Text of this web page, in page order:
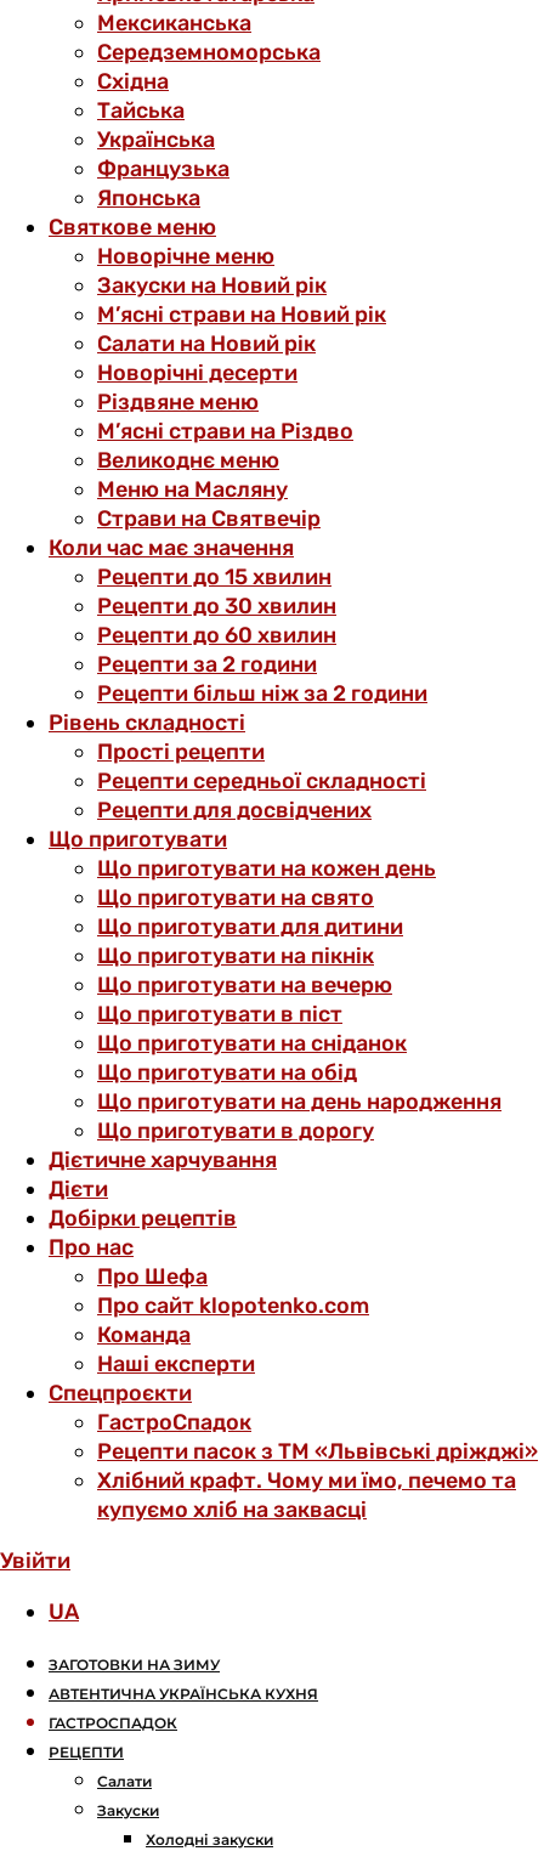
Мексиканська
Середземноморська
Східна
Тайська
Українська
Французька
Японська
Святкове меню
Новорічне меню
Закуски на Новий рік
М’ясні страви на Новий рік
Салати на Новий рік
Новорічні десерти
Різдвяне меню
М’ясні страви на Різдво
Великоднє меню
Меню на Масляну
Страви на Святвечір
Коли час має значення
Рецепти до 15 хвилин
Рецепти до 30 хвилин
Рецепти до 60 хвилин
Рецепти за 2 години
Рецепти більш ніж за 2 години
Рівень складності
Прості рецепти
Рецепти середньої складності
Рецепти для досвідчених
Що приготувати
Що приготувати на кожен день
Що приготувати на свято
Що приготувати для дитини
Що приготувати на пікнік
Що приготувати на вечерю
Що приготувати в піст
Що приготувати на сніданок
Що приготувати на обід
Що приготувати на день народження
Що приготувати в дорогу
Дієтичне харчування
Дієти
Добірки рецептів
Про нас
Про Шефа
Про сайт klopotenko.com
Команда
Наші експерти
Спецпроєкти
ГастроСпадок
Рецепти пасок з ТМ «Львівські дріжджі»
Хлібний крафт. Чому ми їмо, печемо та
купуємо хліб на заквасці
Увійти
UA
ЗАГОТОВКИ НА ЗИМУ
АВТЕНТИЧНА УКРАЇНСЬКА КУХНЯ
ГАСТРОСПАДОК
РЕЦЕПТИ
Салати
Закуски
Холодні закуски